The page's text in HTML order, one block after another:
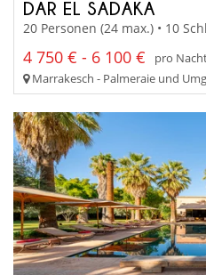
DAR EL SADAKA
20 Personen (24 max.) • 10
4 750 € - 6 100 €
pro
Marrakesch - Palmeraie und